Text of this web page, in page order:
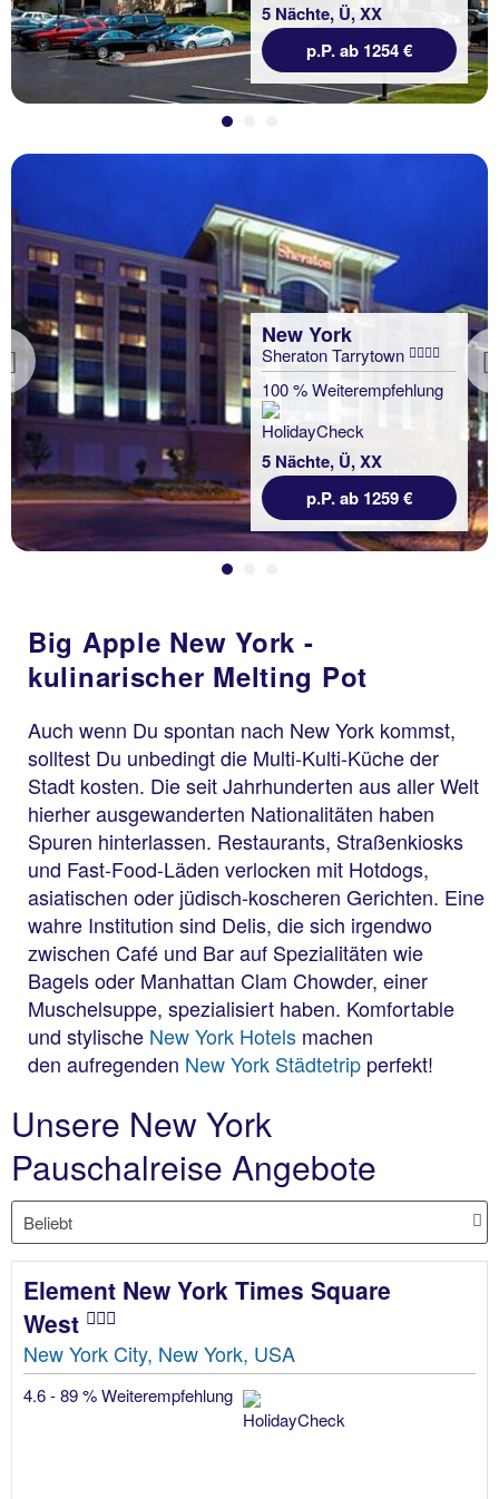
5 Nächte, Ü, XX
p.P. ab 1254 €
Previous
New York
Sheraton Tarrytown
100 % Weiterempfehlung
5 Nächte, Ü, XX
p.P. ab 1259 €
Big Apple New York -
kulinarischer Melting Pot
Auch wenn Du spontan nach New York kommst,
solltest Du unbedingt die Multi-Kulti-Küche der
Stadt kosten. Die seit Jahrhunderten aus aller Welt
hierher ausgewanderten Nationalitäten haben
Spuren hinterlassen. Restaurants, Straßenkiosks
und Fast-Food-Läden verlocken mit Hotdogs,
asiatischen oder jüdisch-koscheren Gerichten. Eine
wahre Institution sind Delis, die sich irgendwo
zwischen Café und Bar auf Spezialitäten wie
Bagels oder Manhattan Clam Chowder, einer
Muschelsuppe, spezialisiert haben. Komfortable
und stylische New York Hotels machen
den aufregenden New York Städtetrip perfekt!
Unsere New York
Pauschalreise Angebote
Element New York Times Square
West
New York City, New York, USA
4.6 - 89 % Weiterempfehlung